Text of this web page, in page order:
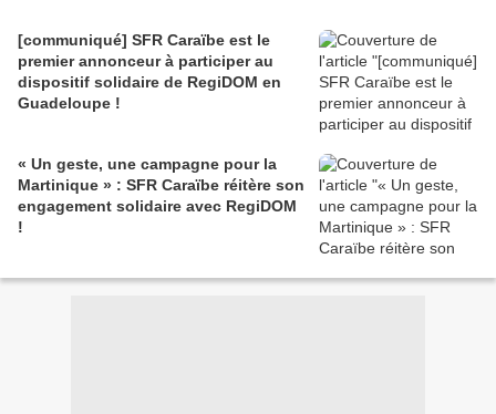
[communiqué] SFR Caraïbe est le
premier annonceur à participer au
dispositif solidaire de RegiDOM en
Guadeloupe !
« Un geste, une campagne pour la
Martinique » : SFR Caraïbe réitère son
engagement solidaire avec RegiDOM
!